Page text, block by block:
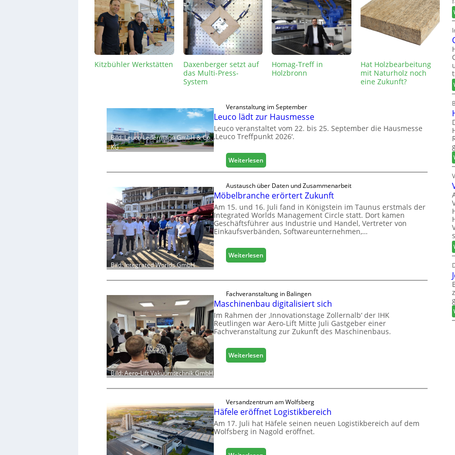
Kitzbühler Werkstätten
Daxenberger setzt auf
das Multi-Press-
System
Homag-Treff in
Holzbronn
Hat Holzbearbeitung
mit Naturholz noch
eine Zukunft?
Bild: Leuco Ledermann GmbH & Co.
KG
Veranstaltung im September
Leuco lädt zur Hausmesse
Leuco veranstaltet vom 22. bis 25. September die Hausmesse
‚Leuco Treffpunkt 2026‘.
Weiterlesen:
L
u
c
o
l
ä
d
t
z
a
u
s
m
e
s
e
Bild: Integrated Worlds GmbH
Austausch über Daten und Zusammenarbeit
Möbelbranche erörtert Zukunft
Am 15. und 16. Juli fand in Königstein im Taunus erstmals der
Integrated Worlds Management Circle statt. Dort kamen
Geschäftsführer aus Industrie und Handel, Vertreter von
Einkaufsverbänden, Softwareunternehmen,…
Weiterlesen:
M
b
e
l
b
r
a
c
h
r
ö
r
e
t
Bild: Aero-Lift Vakuumtechnik GmbH
Fachveranstaltung in Balingen
Maschinenbau digitalisiert sich
Im Rahmen der ‚Innovationstage Zollernalb‘ der IHK
Reutlingen war Aero-Lift Mitte Juli Gastgeber einer
Fachveranstaltung zur Zukunft des Maschinenbaus.
Weiterlesen:
M
h
i
n
e
b
Versandzentrum am Wolfsberg
Häfele eröffnet Logistikbereich
Am 17. Juli hat Häfele seinen neuen Logistikbereich auf dem
Wolfsberg in Nagold eröffnet.